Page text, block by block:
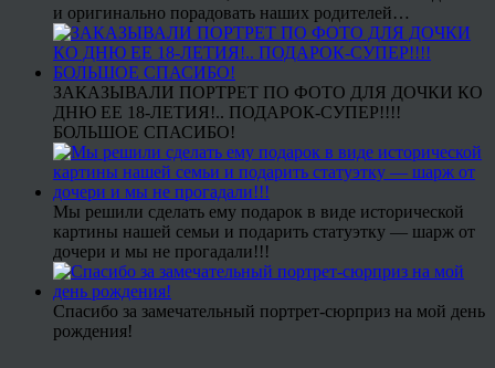
и оригинально порадовать наших родителей…
ЗАКАЗЫВАЛИ ПОРТРЕТ ПО ФОТО ДЛЯ ДОЧКИ КО
ДНЮ ЕЕ 18-ЛЕТИЯ!.. ПОДАРОК-СУПЕР!!!!
БОЛЬШОЕ СПАСИБО!
Мы решили сделать ему подарок в виде исторической
картины нашей семьи и подарить статуэтку — шарж от
дочери и мы не прогадали!!!
Спасибо за замечательный портрет-сюрприз на мой день
рождения!